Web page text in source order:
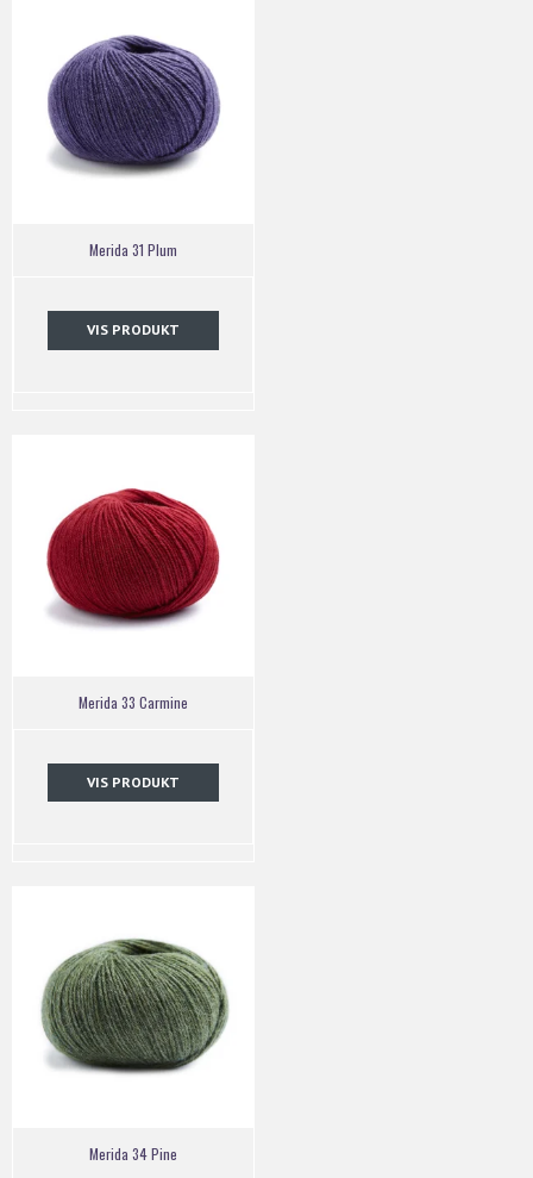
Merida 31 Plum
VIS PRODUKT
Merida 33 Carmine
VIS PRODUKT
Merida 34 Pine